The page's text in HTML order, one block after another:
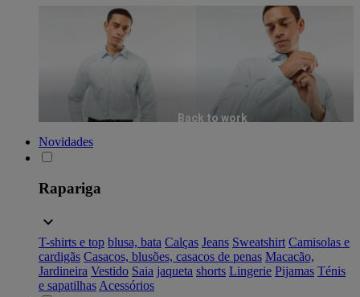
Back to work
Novidades
Rapariga
T-shirts e top blusa, bata Calças Jeans Sweatshirt Camisolas e
cardigãs Casacos, blusões, casacos de penas Macacão,
Jardineira Vestido Saia jaqueta shorts Lingerie Pijamas Ténis
e sapatilhas Acessórios